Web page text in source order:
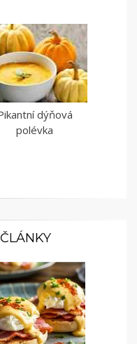
dýňová
polévka